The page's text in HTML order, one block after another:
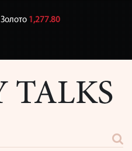
Золото1,277.80